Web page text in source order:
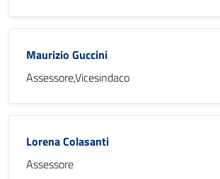
Maurizio Guccini
Assessore,Vicesindaco
Lorena Colasanti
Assessore